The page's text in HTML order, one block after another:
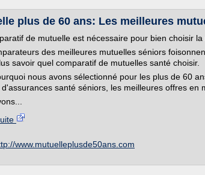
plus de 60 ans: Les meilleures
de mutuelle est nécessaire pour bien choisir la
des meilleures mutuelles séniors
savoir quel comparatif de mutuelles santé choisir.
nous avons sélectionné pour les plus de 60
santé séniors, les meilleures offres en
www.mutuelleplusde50ans.com